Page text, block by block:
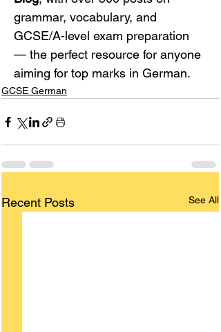
grammar, vocabulary, and
GCSE/A-level exam preparation
— the perfect resource for anyone
aiming for top marks in German.
GCSE German
Recent Posts See All